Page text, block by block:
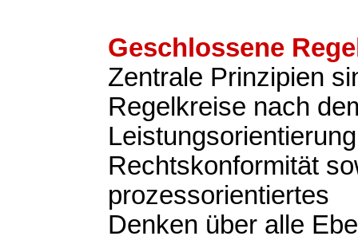
Geschlossene
Zentrale Prinzipien
Regelkreise nach
Rechtskonformität
prozessorientiertes
Denken über alle